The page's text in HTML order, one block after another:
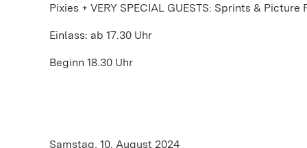
Pixies + VERY SPECIAL GUESTS: Sprints & Picture
Einlass: ab 17.30 Uhr
Beginn 18.30 Uhr
Samstag, 10. August 2024